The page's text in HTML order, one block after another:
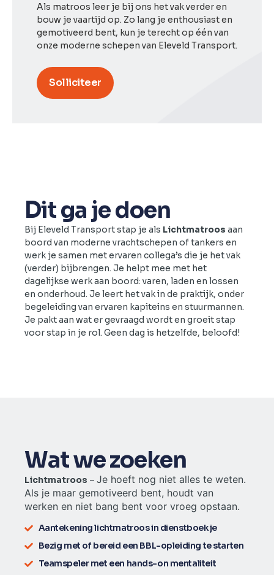
Als matroos leer je bij ons het vak verder en
bouw je vaartijd op. Zo lang je enthousiast en
gemotiveerd bent, kun je terecht op één van
onze moderne schepen van Eleveld Transport.
Solliciteer
Dit ga je doen
Bij Eleveld Transport stap je als Lichtmatroos aan
boord van moderne vrachtschepen of tankers en
werk je samen met ervaren collega’s die je het vak
(verder) bijbrengen. Je helpt mee met het
dagelijkse werk aan boord: varen, laden en lossen
en onderhoud. Je leert het vak in de praktijk, onder
begeleiding van ervaren kapiteins en stuurmannen.
Je pakt aan wat er gevraagd wordt en groeit stap
voor stap in je rol. Geen dag is hetzelfde, beloofd!
Wat we zoeken
Lichtmatroos – Je hoeft nog niet alles te weten.
Als je maar gemotiveerd bent, houdt van
werken en niet bang bent voor vroeg opstaan.
Aantekening lichtmatroos in dienstboekje
Bezig met of bereid een BBL-opleiding te starten
Teamspeler met een hands-on mentaliteit